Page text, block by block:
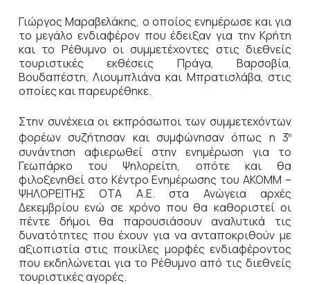
Γιώργος Μαραβελάκης, ο οποίος ενημέρωσε και για
το μεγάλο ενδιαφέρον που έδειξαν για την Κρήτη
και το Ρέθυμνο οι συμμετέχοντες στις διεθνείς
τουριστικές εκθέσεις Πράγα, Βαρσοβία,
Βουδαπέστη, Λιουμπλιάνα και Μπρατισλάβα, στις
οποίες και παρευρέθηκε.
Στην συνέχεια οι εκπρόσωποι των συμμετεχόντων
φορέων συζήτησαν και συμφώνησαν όπως η 3η
συνάντηση αφιερωθεί στην ενημέρωση για το
Γεωπάρκο του Ψηλορείτη, οπότε και θα
φιλοξενηθεί στο Κέντρο Ενημέρωσης του ΑΚΟΜΜ –
ΨΗΛΟΡΕΙΤΗΣ ΟΤΑ Α.Ε. στα Ανώγεια αρχές
Δεκεμβρίου ενώ σε χρόνο που θα καθοριστεί οι
πέντε δήμοι θα παρουσιάσουν αναλυτικά τις
δυνατότητες που έχουν για να ανταποκριθούν με
αξιοπιστία στις ποικίλες μορφές ενδιαφέροντος
που εκδηλώνεται για το Ρέθυμνο από τις διεθνείς
τουριστικές αγορές.